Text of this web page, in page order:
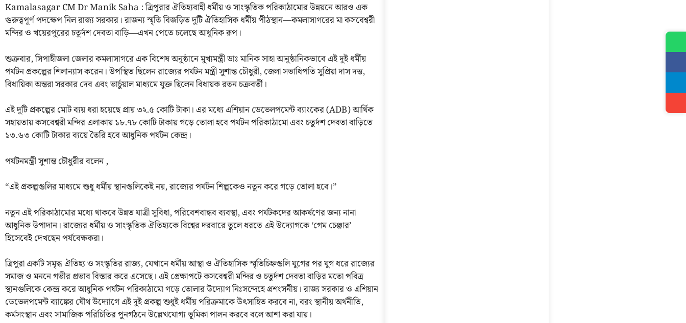
Kamalasagar CM Dr Manik Saha : ত্রিপুরার ঐতিহ্যবাহী ধর্মীয় ও সাংস্কৃতিক পরিকাঠামোর উন্নয়নে আরও এক
গুরুত্বপূর্ণ পদক্ষেপ নিল রাজ্য সরকার। রাজন্য স্মৃতি বিজড়িত দুটি ঐতিহাসিক ধর্মীয় পীঠস্থান—কমলাসাগরের মা কসবেশ্বরী
মন্দির ও খয়েরপুরের চতুর্দশ দেবতা বাড়ি—এখন পেতে চলেছে আধুনিক রূপ।
শুক্রবার, সিপাহীজলা জেলার কমলাসাগরে এক বিশেষ অনুষ্ঠানে মুখ্যমন্ত্রী ডাঃ মানিক সাহা আনুষ্ঠানিকভাবে এই দুই ধর্মীয়
পর্যটন প্রকল্পের শিলান্যাস করেন। উপস্থিত ছিলেন রাজ্যের পর্যটন মন্ত্রী সুশান্ত চৌধুরী, জেলা সভাধিপতি সুপ্রিয়া দাস দত্ত,
বিধায়িকা অন্তরা সরকার দেব এবং ভার্চুয়াল মাধ্যমে যুক্ত ছিলেন বিধায়ক রতন চক্রবর্তী।
এই দুটি প্রকল্পের মোট ব্যয় ধরা হয়েছে প্রায় ৩২.৫ কোটি টাকা। এর মধ্যে এশিয়ান ডেভেলপমেন্ট ব্যাংকের (ADB) আর্থিক
সহায়তায় কসবেশ্বরী মন্দির এলাকায় ১৮.৭৮ কোটি টাকায় গড়ে তোলা হবে পর্যটন পরিকাঠামো এবং চতুর্দশ দেবতা বাড়িতে
১৩.৬৩ কোটি টাকার ব্যয়ে তৈরি হবে আধুনিক পর্যটন কেন্দ্র।
পর্যটনমন্ত্রী সুশান্ত চৌধুরীর বলেন ,
“এই প্রকল্পগুলির মাধ্যমে শুধু ধর্মীয় স্থানগুলিকেই নয়, রাজ্যের পর্যটন শিল্পকেও নতুন করে গড়ে তোলা হবে।”
নতুন এই পরিকাঠামোর মধ্যে থাকবে উন্নত যাত্রী সুবিধা, পরিবেশবান্ধব ব্যবস্থা, এবং পর্যটকদের আকর্ষণের জন্য নানা
আধুনিক উপাদান। রাজ্যের ধর্মীয় ও সাংস্কৃতিক ঐতিহ্যকে বিশ্বের দরবারে তুলে ধরতে এই উদ্যোগকে ‘গেম চেঞ্জার’
হিসেবেই দেখছেন পর্যবেক্ষকরা।
ত্রিপুরা একটি সমৃদ্ধ ঐতিহ্য ও সংস্কৃতির রাজ্য, যেখানে ধর্মীয় আস্থা ও ঐতিহাসিক স্মৃতিচিহ্নগুলি যুগের পর যুগ ধরে রাজ্যের
সমাজ ও মননে গভীর প্রভাব বিস্তার করে এসেছে। এই প্রেক্ষাপটে কসবেশ্বরী মন্দির ও চতুর্দশ দেবতা বাড়ির মতো পবিত্র
স্থানগুলিকে কেন্দ্র করে আধুনিক পর্যটন পরিকাঠামো গড়ে তোলার উদ্যোগ নিঃসন্দেহে প্রশংসনীয়। রাজ্য সরকার ও এশিয়ান
ডেভেলপমেন্ট ব্যাঙ্কের যৌথ উদ্যোগে এই দুই প্রকল্প শুধুই ধর্মীয় পরিক্রমাকে উৎসাহিত করবে না, বরং স্থানীয় অর্থনীতি,
কর্মসংস্থান এবং সামাজিক পরিচিতির পুনর্গঠনে উল্লেখযোগ্য ভূমিকা পালন করবে বলে আশা করা যায়।